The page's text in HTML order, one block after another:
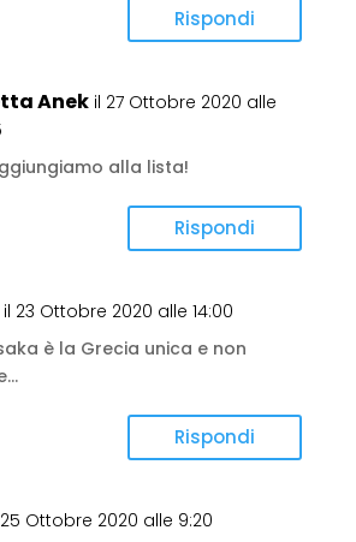
Rispondi
Anek il 27 Ottobre 2020 alle
alla lista!
Rispondi
il 23 Ottobre 2020 alle 14:00
è la Grecia unica e non
Rispondi
Ottobre 2020 alle 9:20